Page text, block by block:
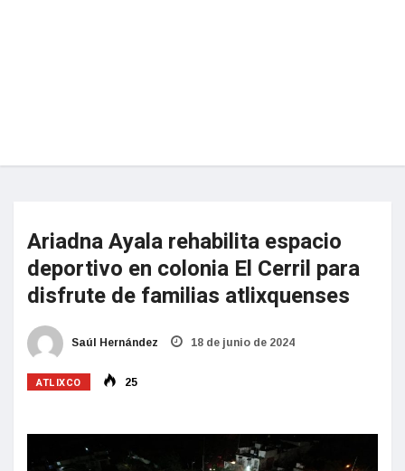
Ariadna Ayala rehabilita espacio
deportivo en colonia El Cerril para
disfrute de familias atlixquenses
Saúl Hernández 18 de junio de 2024
ATLIXCO 25